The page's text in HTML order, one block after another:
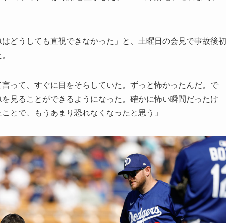
どうしても直視できなかった」と、土曜日の会見で事故後初
って、すぐに目をそらしていた。ずっと怖かったんだ。で
見ることができるようになった。確かに怖い瞬間だったけ
とで、もうあまり恐れなくなったと思う」